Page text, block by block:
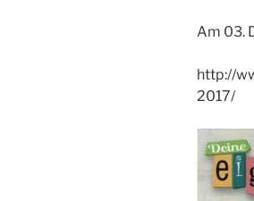
Am 03.
http://
2017/